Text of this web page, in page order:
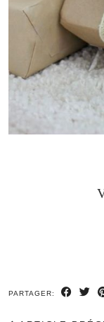
PARTAGER: